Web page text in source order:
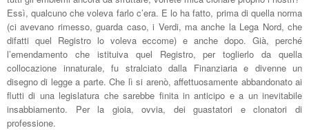
Essì, qualcuno che voleva farlo c’era. E lo ha fatto, prima di quella norma
(ci avevano rimesso, guarda caso, i Verdi, ma anche la Lega Nord, che
difatti quel Registro lo voleva eccome) e anche dopo. Già, perché
l’emendamento che istituiva quel Registro, per toglierlo da quella
collocazione innaturale, fu stralciato dalla Finanziaria e divenne un
disegno di legge a parte. Che lì si arenò, affettuosamente abbandonato ai
flutti di una legislatura che sarebbe finita in anticipo e a un inevitabile
insabbiamento. Per la gioia, ovvia, dei guastatori e clonatori di
professione.